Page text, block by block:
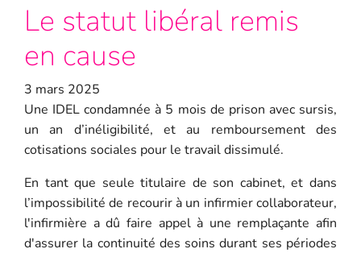
Le statut libéral remis
en cause
3 mars 2025
Une IDEL condamnée à 5 mois de prison avec sursis,
un an d’inéligibilité, et au remboursement des
cotisations sociales pour le travail dissimulé.
En tant que seule titulaire de son cabinet, et dans
l’impossibilité de recourir à un infirmier collaborateur,
l'infirmière a dû faire appel à une remplaçante afin
d'assurer la continuité des soins durant ses périodes